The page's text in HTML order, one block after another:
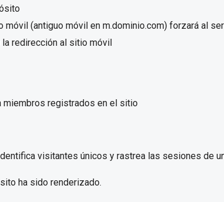
móvil (antiguo móvil en m.dominio.com) forzará al
redirección al sitio móvil
registrados en el sitio
visitantes únicos y rastrea las sesiones de
ha sido renderizado.